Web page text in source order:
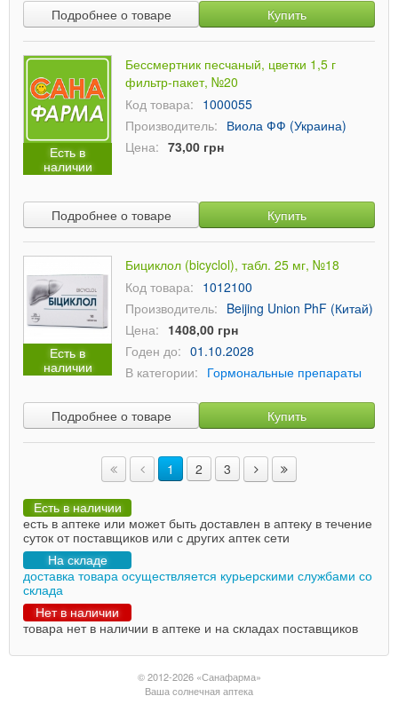
Подробнее о товаре Купить
Есть в
наличии
Бессмертник песчаный, цветки 1,5 г
фильтр-пакет, №20
Код товара: 1000055
Производитель: Виола ФФ (Украина)
Цена: 73,00 грн
Подробнее о товаре Купить
Есть в
наличии
Бициклол (bicyclol), табл. 25 мг, №18
Код товара: 1012100
Производитель: Beijing Union PhF (Китай)
Цена: 1408,00 грн
Годен до: 01.10.2028
В категории: Гормональные препараты
Подробнее о товаре Купить
1 2 3
Есть в наличии
есть в аптеке или может быть доставлен в аптеку в течение
суток от поставщиков или с других аптек сети
На складе
доставка товара осуществляется курьерскими службами со
склада
Нет в наличии
товара нет в наличии в аптеке и на складах поставщиков
© 2012-2026 «Санафарма»
Ваша солнечная аптека